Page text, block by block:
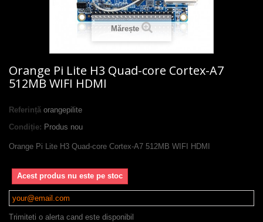
Mărește
Orange Pi Lite H3 Quad-core Cortex-A7
512MB WIFI HDMI
Referință orangepilite
Condiție: Produs nou
Orange Pi Lite H3 Quad-core Cortex-A7 512MB WIFI HDMI
Acest produs nu este pe stoc
Trimiteti o alerta cand este disponibil